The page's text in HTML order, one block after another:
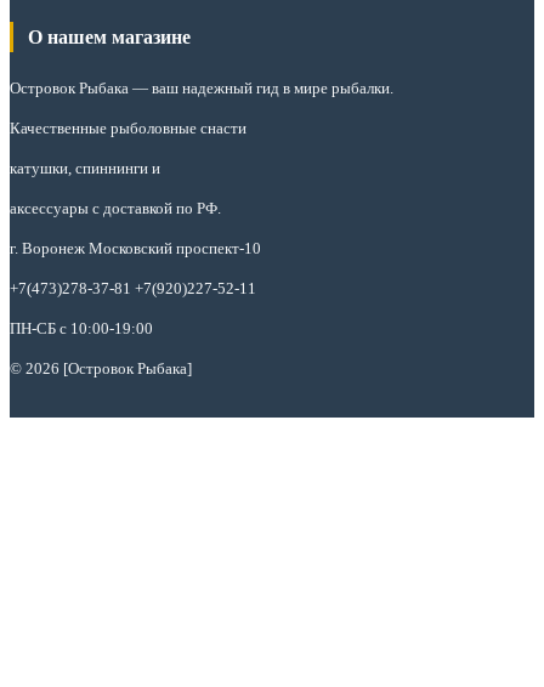
О нашем магазине
Островок Рыбака — ваш надежный гид в мире рыбалки.
Качественные рыболовные снасти
катушки, спиннинги и
аксессуары с доставкой по РФ.
г. Воронеж Московский проспект-10
+7(473)278-37-81 +7(920)227-52-11
ПН-СБ с 10:00-19:00
© 2026 [Островок Рыбака]